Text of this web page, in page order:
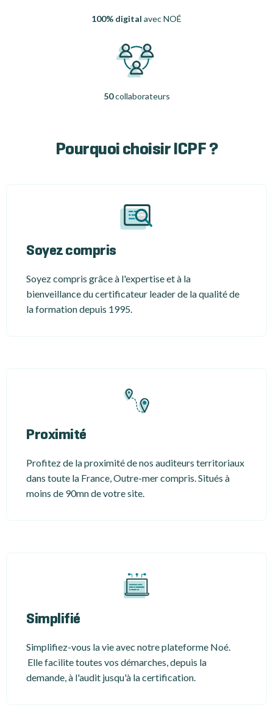
100% digital avec NOÉ
50collaborateurs
Pourquoi choisir ICPF ?
Soyez compris
Soyez compris grâce à l'expertise et à la
bienveillance du certificateur leader de la qualité de
la formation depuis 1995.
Proximité
Profitez de la proximité de nos auditeurs territoriaux
dans toute la France, Outre-mer compris. Situés à
moins de 90mn de votre site.
Simplifié
Simplifiez-vous la vie avec notre plateforme Noé.
Elle facilite toutes vos démarches, depuis la
demande, à l'audit jusqu'à la certification.